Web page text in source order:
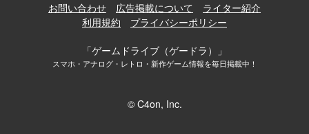
お問い合わせ 広告掲載について
ライター紹介
利用規約
プライバシーポリシー
「ゲームドライブ（ゲードラ）」
スマホ・アナログ・レトロ・新作ゲーム情報を毎日掲載中！
© C4on, Inc.